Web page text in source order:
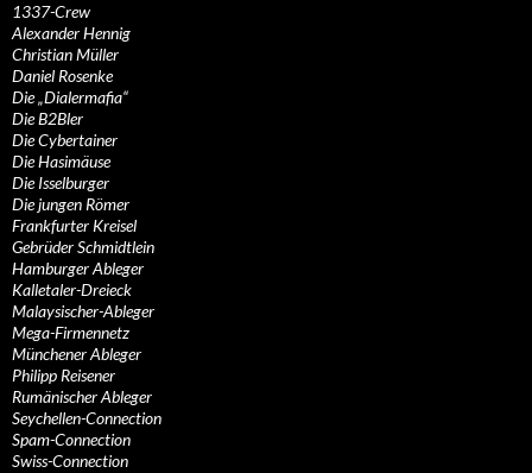
1337-Crew
Alexander Hennig
Christian Müller
Daniel Rosenke
Die „Dialermafia“
Die B2Bler
Die Cybertainer
Die Hasimäuse
Die Isselburger
Die jungen Römer
Frankfurter Kreisel
Gebrüder Schmidtlein
Hamburger Ableger
Kalletaler-Dreieck
Malaysischer-Ableger
Mega-Firmennetz
Münchener Ableger
Philipp Reisener
Rumänischer Ableger
Seychellen-Connection
Spam-Connection
Swiss-Connection